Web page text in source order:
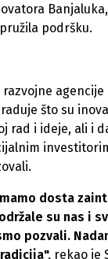
podršku.
agencije
što su
rad i ideje, ali i
dosta
su nas i
pozvali.
rekao je